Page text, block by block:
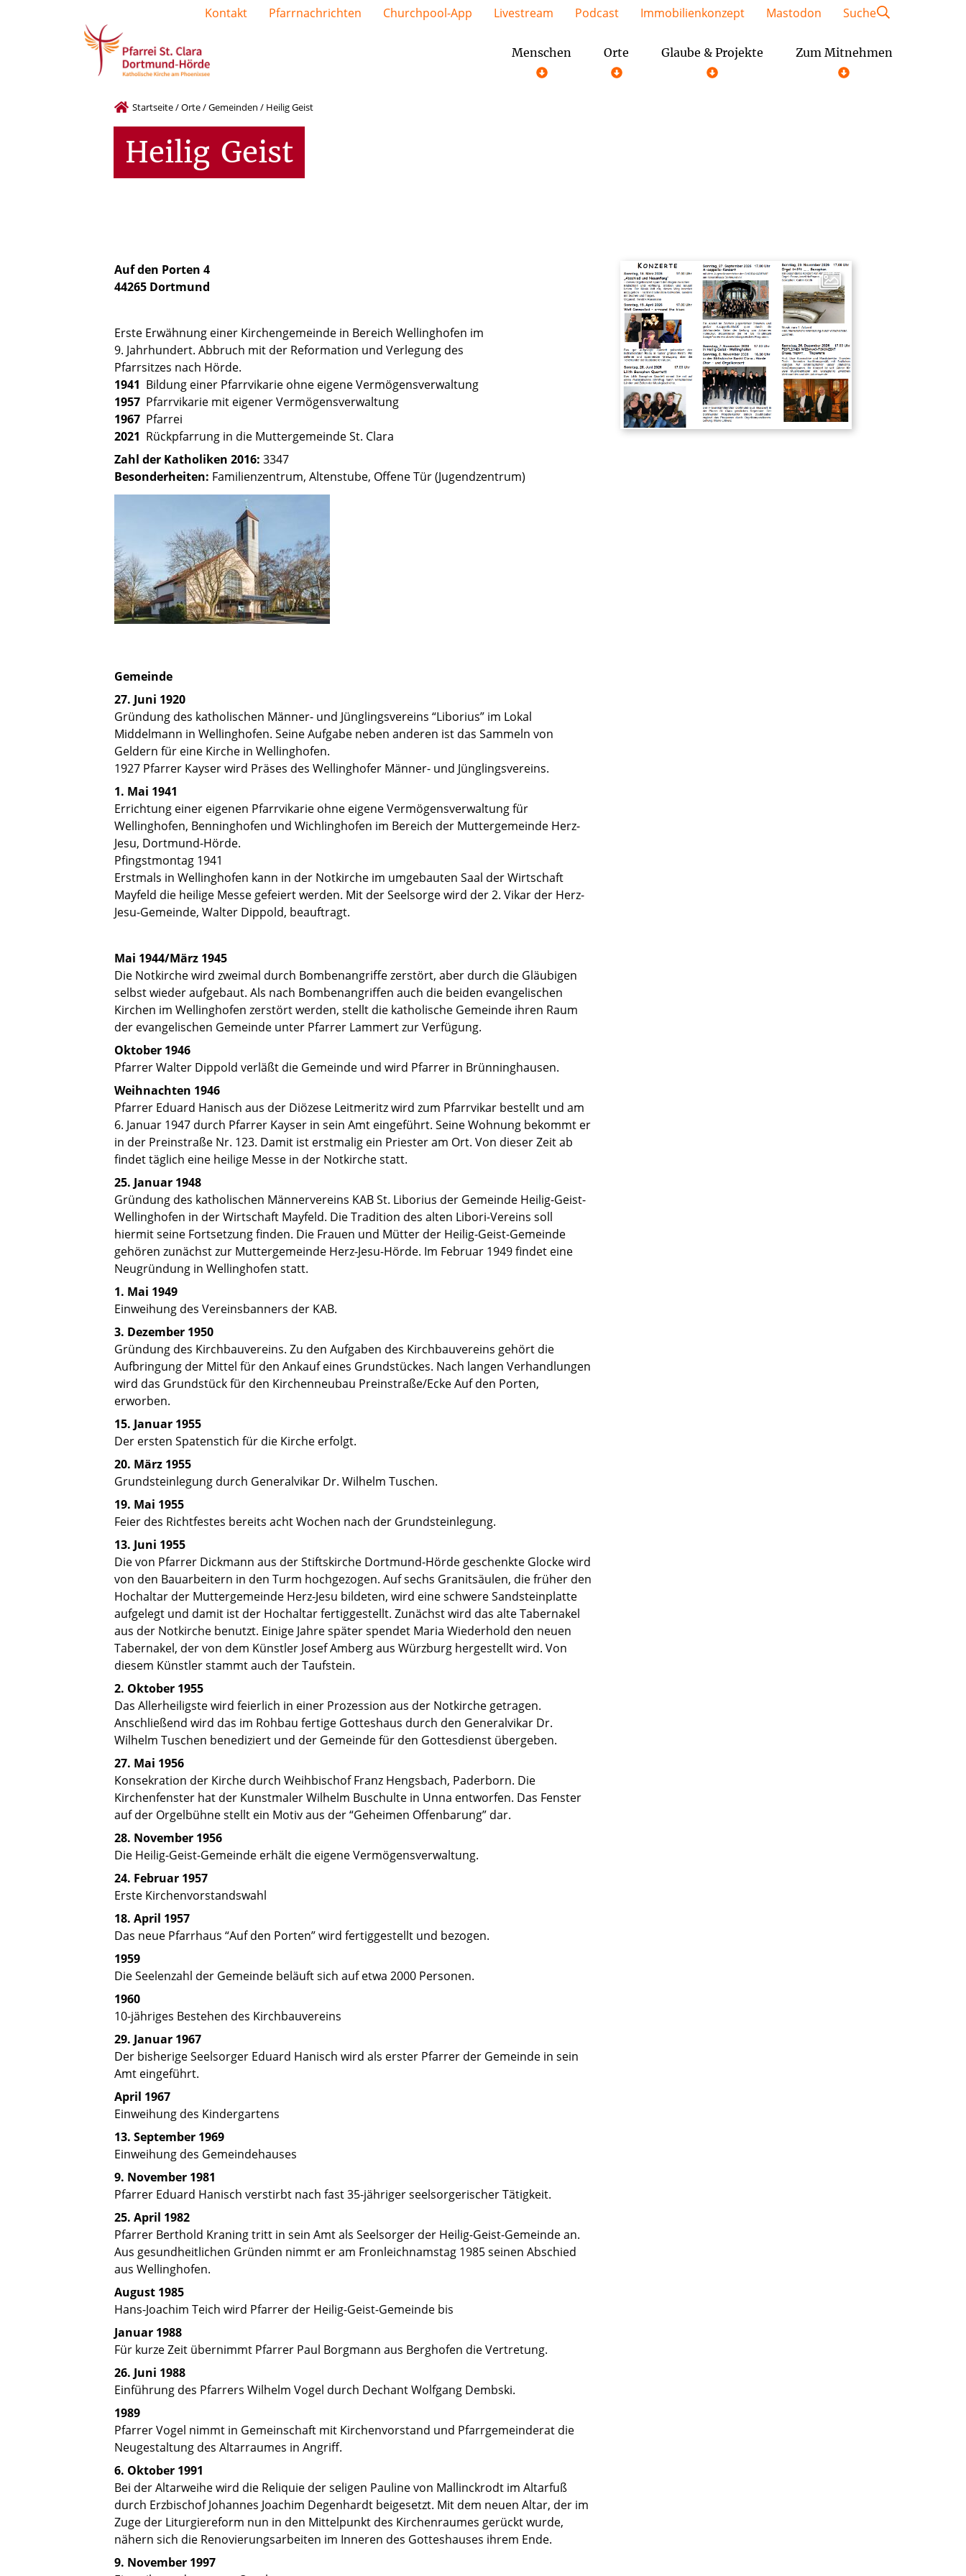
Menschen Orte Glaube & Projekte Zum Mitnehmen
Kontakt Pfarrnachrichten Churchpool-App Livestream Podcast Immobilienkonzept Mastodon Suche
Startseite/Orte/Gemeinden / Heilig Geist
Heilig Geist
Auf den Porten 4
44265 Dortmund
Erste Erwähnung einer Kirchengemeinde in Bereich Wellinghofen im
9. Jahrhundert. Abbruch mit der Reformation und Verlegung des
Pfarrsitzes nach Hörde.
1941 Bildung einer Pfarrvikarie ohne eigene Vermögensverwaltung
1957 Pfarrvikarie mit eigener Vermögensverwaltung
1967 Pfarrei
2021 Rückpfarrung in die Muttergemeinde St. Clara
Zahl der Katholiken 2016: 3347
Besonderheiten: Familienzentrum, Altenstube, Offene Tür (Jugendzentrum)
Gemeinde
27. Juni 1920
Gründung des katholischen Männer- und Jünglingsvereins “Liborius” im Lokal
Middelmann in Wellinghofen. Seine Aufgabe neben anderen ist das Sammeln von
Geldern für eine Kirche in Wellinghofen.
1927 Pfarrer Kayser wird Präses des Wellinghofer Männer- und Jünglingsvereins.
1. Mai 1941
Errichtung einer eigenen Pfarrvikarie ohne eigene Vermögensverwaltung für
Wellinghofen, Benninghofen und Wichlinghofen im Bereich der Muttergemeinde Herz-
Jesu, Dortmund-Hörde.
Pfingstmontag 1941
Erstmals in Wellinghofen kann in der Notkirche im umgebauten Saal der Wirtschaft
Mayfeld die heilige Messe gefeiert werden. Mit der Seelsorge wird der 2. Vikar der Herz-
Jesu-Gemeinde, Walter Dippold, beauftragt.
Mai 1944/März 1945
Die Notkirche wird zweimal durch Bombenangriffe zerstört, aber durch die Gläubigen
selbst wieder aufgebaut. Als nach Bombenangriffen auch die beiden evangelischen
Kirchen im Wellinghofen zerstört werden, stellt die katholische Gemeinde ihren Raum
der evangelischen Gemeinde unter Pfarrer Lammert zur Verfügung.
Oktober 1946
Pfarrer Walter Dippold verläßt die Gemeinde und wird Pfarrer in Brünninghausen.
Weihnachten 1946
Pfarrer Eduard Hanisch aus der Diözese Leitmeritz wird zum Pfarrvikar bestellt und am
6. Januar 1947 durch Pfarrer Kayser in sein Amt eingeführt. Seine Wohnung bekommt er
in der Preinstraße Nr. 123. Damit ist erstmalig ein Priester am Ort. Von dieser Zeit ab
findet täglich eine heilige Messe in der Notkirche statt.
25. Januar 1948
Gründung des katholischen Männervereins KAB St. Liborius der Gemeinde Heilig-Geist-
Wellinghofen in der Wirtschaft Mayfeld. Die Tradition des alten Libori-Vereins soll
hiermit seine Fortsetzung finden. Die Frauen und Mütter der Heilig-Geist-Gemeinde
gehören zunächst zur Muttergemeinde Herz-Jesu-Hörde. Im Februar 1949 findet eine
Neugründung in Wellinghofen statt.
1. Mai 1949
Einweihung des Vereinsbanners der KAB.
3. Dezember 1950
Gründung des Kirchbauvereins. Zu den Aufgaben des Kirchbauvereins gehört die
Aufbringung der Mittel für den Ankauf eines Grundstückes. Nach langen Verhandlungen
wird das Grundstück für den Kirchenneubau Preinstraße/Ecke Auf den Porten,
erworben.
15. Januar 1955
Der ersten Spatenstich für die Kirche erfolgt.
20. März 1955
Grundsteinlegung durch Generalvikar Dr. Wilhelm Tuschen.
19. Mai 1955
Feier des Richtfestes bereits acht Wochen nach der Grundsteinlegung.
13. Juni 1955
Die von Pfarrer Dickmann aus der Stiftskirche Dortmund-Hörde geschenkte Glocke wird
von den Bauarbeitern in den Turm hochgezogen. Auf sechs Granitsäulen, die früher den
Hochaltar der Muttergemeinde Herz-Jesu bildeten, wird eine schwere Sandsteinplatte
aufgelegt und damit ist der Hochaltar fertiggestellt. Zunächst wird das alte Tabernakel
aus der Notkirche benutzt. Einige Jahre später spendet Maria Wiederhold den neuen
Tabernakel, der von dem Künstler Josef Amberg aus Würzburg hergestellt wird. Von
diesem Künstler stammt auch der Taufstein.
2. Oktober 1955
Das Allerheiligste wird feierlich in einer Prozession aus der Notkirche getragen.
Anschließend wird das im Rohbau fertige Gotteshaus durch den Generalvikar Dr.
Wilhelm Tuschen benediziert und der Gemeinde für den Gottesdienst übergeben.
27. Mai 1956
Konsekration der Kirche durch Weihbischof Franz Hengsbach, Paderborn. Die
Kirchenfenster hat der Kunstmaler Wilhelm Buschulte in Unna entworfen. Das Fenster
auf der Orgelbühne stellt ein Motiv aus der “Geheimen Offenbarung” dar.
28. November 1956
Die Heilig-Geist-Gemeinde erhält die eigene Vermögensverwaltung.
24. Februar 1957
Erste Kirchenvorstandswahl
18. April 1957
Das neue Pfarrhaus “Auf den Porten” wird fertiggestellt und bezogen.
1959
Die Seelenzahl der Gemeinde beläuft sich auf etwa 2000 Personen.
1960
10-jähriges Bestehen des Kirchbauvereins
29. Januar 1967
Der bisherige Seelsorger Eduard Hanisch wird als erster Pfarrer der Gemeinde in sein
Amt eingeführt.
April 1967
Einweihung des Kindergartens
13. September 1969
Einweihung des Gemeindehauses
9. November 1981
Pfarrer Eduard Hanisch verstirbt nach fast 35-jähriger seelsorgerischer Tätigkeit.
25. April 1982
Pfarrer Berthold Kraning tritt in sein Amt als Seelsorger der Heilig-Geist-Gemeinde an.
Aus gesundheitlichen Gründen nimmt er am Fronleichnamstag 1985 seinen Abschied
aus Wellinghofen.
August 1985
Hans-Joachim Teich wird Pfarrer der Heilig-Geist-Gemeinde bis
Januar 1988
Für kurze Zeit übernimmt Pfarrer Paul Borgmann aus Berghofen die Vertretung.
26. Juni 1988
Einführung des Pfarrers Wilhelm Vogel durch Dechant Wolfgang Dembski.
1989
Pfarrer Vogel nimmt in Gemeinschaft mit Kirchenvorstand und Pfarrgemeinderat die
Neugestaltung des Altarraumes in Angriff.
6. Oktober 1991
Bei der Altarweihe wird die Reliquie der seligen Pauline von Mallinckrodt im Altarfuß
durch Erzbischof Johannes Joachim Degenhardt beigesetzt. Mit dem neuen Altar, der im
Zuge der Liturgiereform nun in den Mittelpunkt des Kirchenraumes gerückt wurde,
nähern sich die Renovierungsarbeiten im Inneren des Gotteshauses ihrem Ende.
9. November 1997